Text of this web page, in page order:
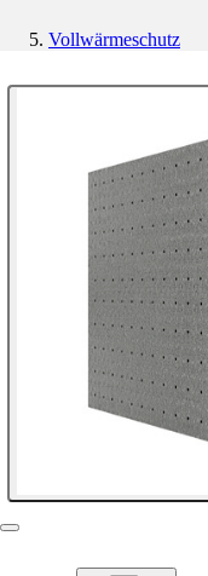
Vollwärmeschutz